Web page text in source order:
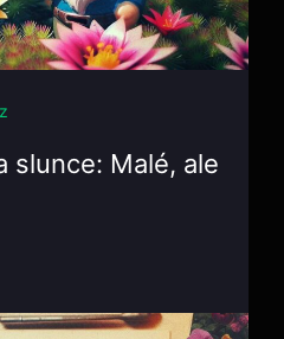
slunce: Malé, ale